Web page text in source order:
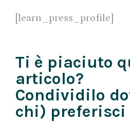
[learn_press_profile]
Ti è piaciuto
articolo?
Condividilo
chi) preferisci